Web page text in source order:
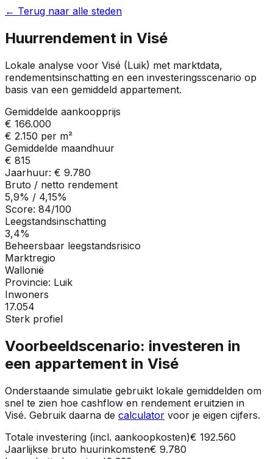
← Terug naar alle steden
Huurrendement in Visé
Lokale analyse voor Visé (Luik) met marktdata,
rendementsinschatting en een investeringsscenario op
basis van een gemiddeld appartement.
Gemiddelde aankoopprijs
€ 166.000
€ 2.150 per m²
Gemiddelde maandhuur
€ 815
Jaarhuur: € 9.780
Bruto / netto rendement
5,9% / 4,15%
Score: 84/100
Leegstandsinschatting
3,4%
Beheersbaar leegstandsrisico
Marktregio
Wallonië
Provincie: Luik
Inwoners
17.054
Sterk profiel
Voorbeeldscenario: investeren in
een appartement in Visé
Onderstaande simulatie gebruikt lokale gemiddelden om
snel te zien hoe cashflow en rendement eruitzien in
Visé. Gebruik daarna de calculator voor je eigen cijfers.
Totale investering (incl. aankoopkosten)€ 192.560
Jaarlijkse bruto huurinkomsten€ 9.780